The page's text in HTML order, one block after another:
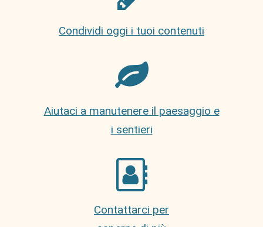
Condividi oggi i tuoi contenuti
Aiutaci a manutenere il paesaggio e
i sentieri
Contattarci per